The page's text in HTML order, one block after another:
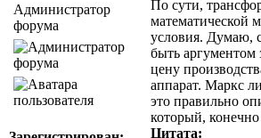
Администратор
форума
По сути,
математической
условия. Думаю,
быть аргументом
цену
аппарат. Маркс
это правильно
который, конечно
Цитата: